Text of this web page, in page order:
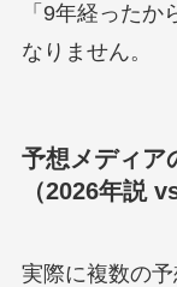
「9年経った
なりません。
予想メディア
（2026年説
実際に複数の